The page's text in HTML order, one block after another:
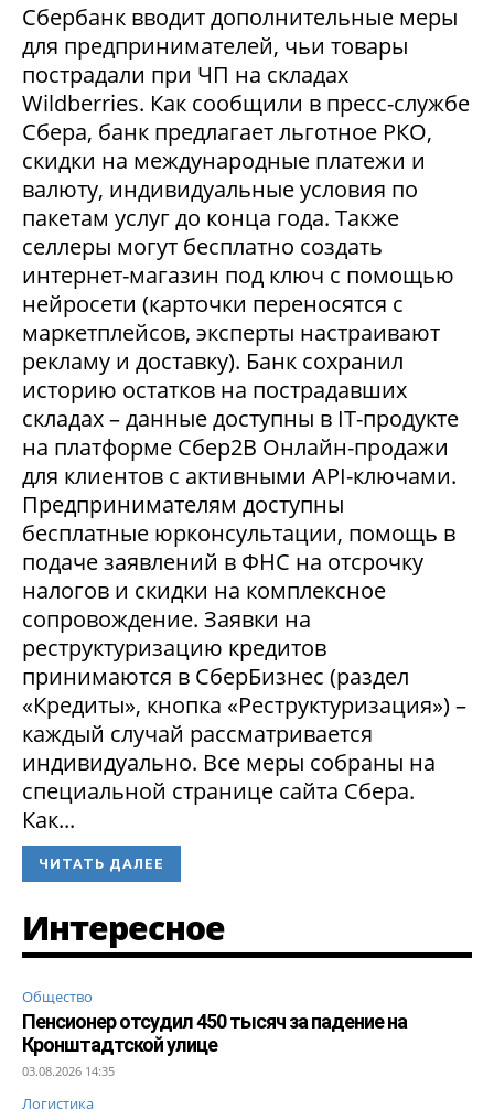
Сбербанк вводит дополнительные меры
для предпринимателей, чьи товары
пострадали при ЧП на складах
Wildberries. Как сообщили в пресс-службе
Сбера, банк предлагает льготное РКО,
скидки на международные платежи и
валюту, индивидуальные условия по
пакетам услуг до конца года. Также
селлеры могут бесплатно создать
интернет-магазин под ключ с помощью
нейросети (карточки переносятся с
маркетплейсов, эксперты настраивают
рекламу и доставку). Банк сохранил
историю остатков на пострадавших
складах – данные доступны в IT-продукте
на платформе Сбер2В Онлайн-продажи
для клиентов с активными API-ключами.
Предпринимателям доступны
бесплатные юрконсультации, помощь в
подаче заявлений в ФНС на отсрочку
налогов и скидки на комплексное
сопровождение. Заявки на
реструктуризацию кредитов
принимаются в СберБизнес (раздел
«Кредиты», кнопка «Реструктуризация») –
каждый случай рассматривается
индивидуально. Все меры собраны на
специальной странице сайта Сбера.
Как...
ЧИТАТЬ ДАЛЕЕ
Интересное
Общество
Пенсионер отсудил 450 тысяч за падение на
Кронштадтской улице
03.08.2026 14:35
Логистика